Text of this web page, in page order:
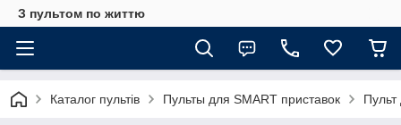
З пультом по життю
Каталог пультів Пульты для SMART приставок